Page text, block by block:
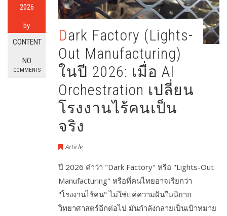
2026
by
CONTENT
NO
COMMENTS
Dark Factory (Lights-
Out Manufacturing)
ในปี 2026: เมื่อ AI
Orchestration เปลี่ยน
โรงงานไร้คนเป็น
จริง
Article
ปี 2026 คำว่า "Dark Factory" หรือ "Lights-Out
Manufacturing" หรือที่คนไทยอาจเรียกว่า
"โรงงานไร้คน" ไม่ใช่แค่ความฝันในนิยาย
วิทยาศาสตร์อีกต่อไป มันกำลังกลายเป็นเป้าหมาย